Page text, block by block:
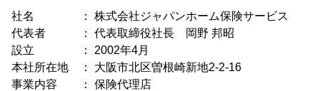
社名 ： 株式会社ジャパンホーム保険サービス
代表者 ： 代表取締役社長 岡野 邦昭
設立 ： 2002年4月
本社所在地 ： 大阪市北区曽根崎新地2-2-16
事業内容 ： 保険代理店